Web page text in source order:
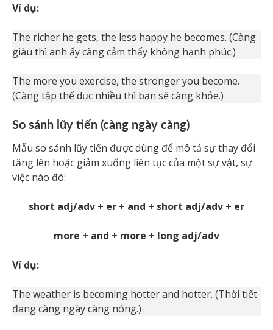
Ví dụ:
The richer he gets, the less happy he becomes. (Càng
giàu thì anh ấy càng cảm thấy không hạnh phúc.)
The more you exercise, the stronger you become.
(Càng tập thể dục nhiều thì bạn sẽ càng khỏe.)
So sánh lũy tiến (càng ngày càng)
Mẫu so sánh lũy tiến được dùng để mô tả sự thay đổi
tăng lên hoặc giảm xuống liên tục của một sự vật, sự
việc nào đó:
short adj/adv + er + and + short adj/adv + er
more + and + more + long adj/adv
Ví dụ:
The weather is becoming hotter and hotter. (Thời tiết
đang càng ngày càng nóng.)